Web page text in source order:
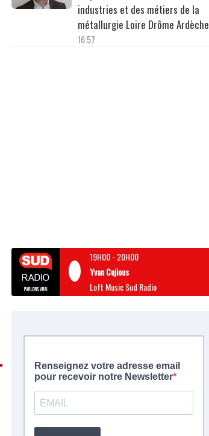
industries et des métiers de la
métallurgie Loire Drôme Ardèche
16:57
19H00- 20H00
Yvan Cujious
Loft Music Sud Radio